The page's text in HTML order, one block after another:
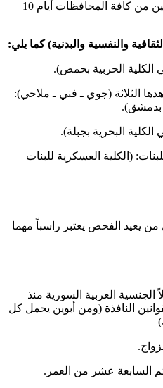
ـ للمتقدمين العسكريين والمتخلفين من كافة المحافظات أيام 10
والنفسية والبدنية) كما يلي:
الكلية الحربية بحمص).
الثلاثة (جوي ـ فني ـ ملاحي):
بدمشق).
البحرية بجبلة).
(الكلية العسكرية للبنات
من يعيد الفحص يعتبر راسباً مهما
الجنسية العربية السورية منذ
النافذة (ومن أبوين يحمل كل